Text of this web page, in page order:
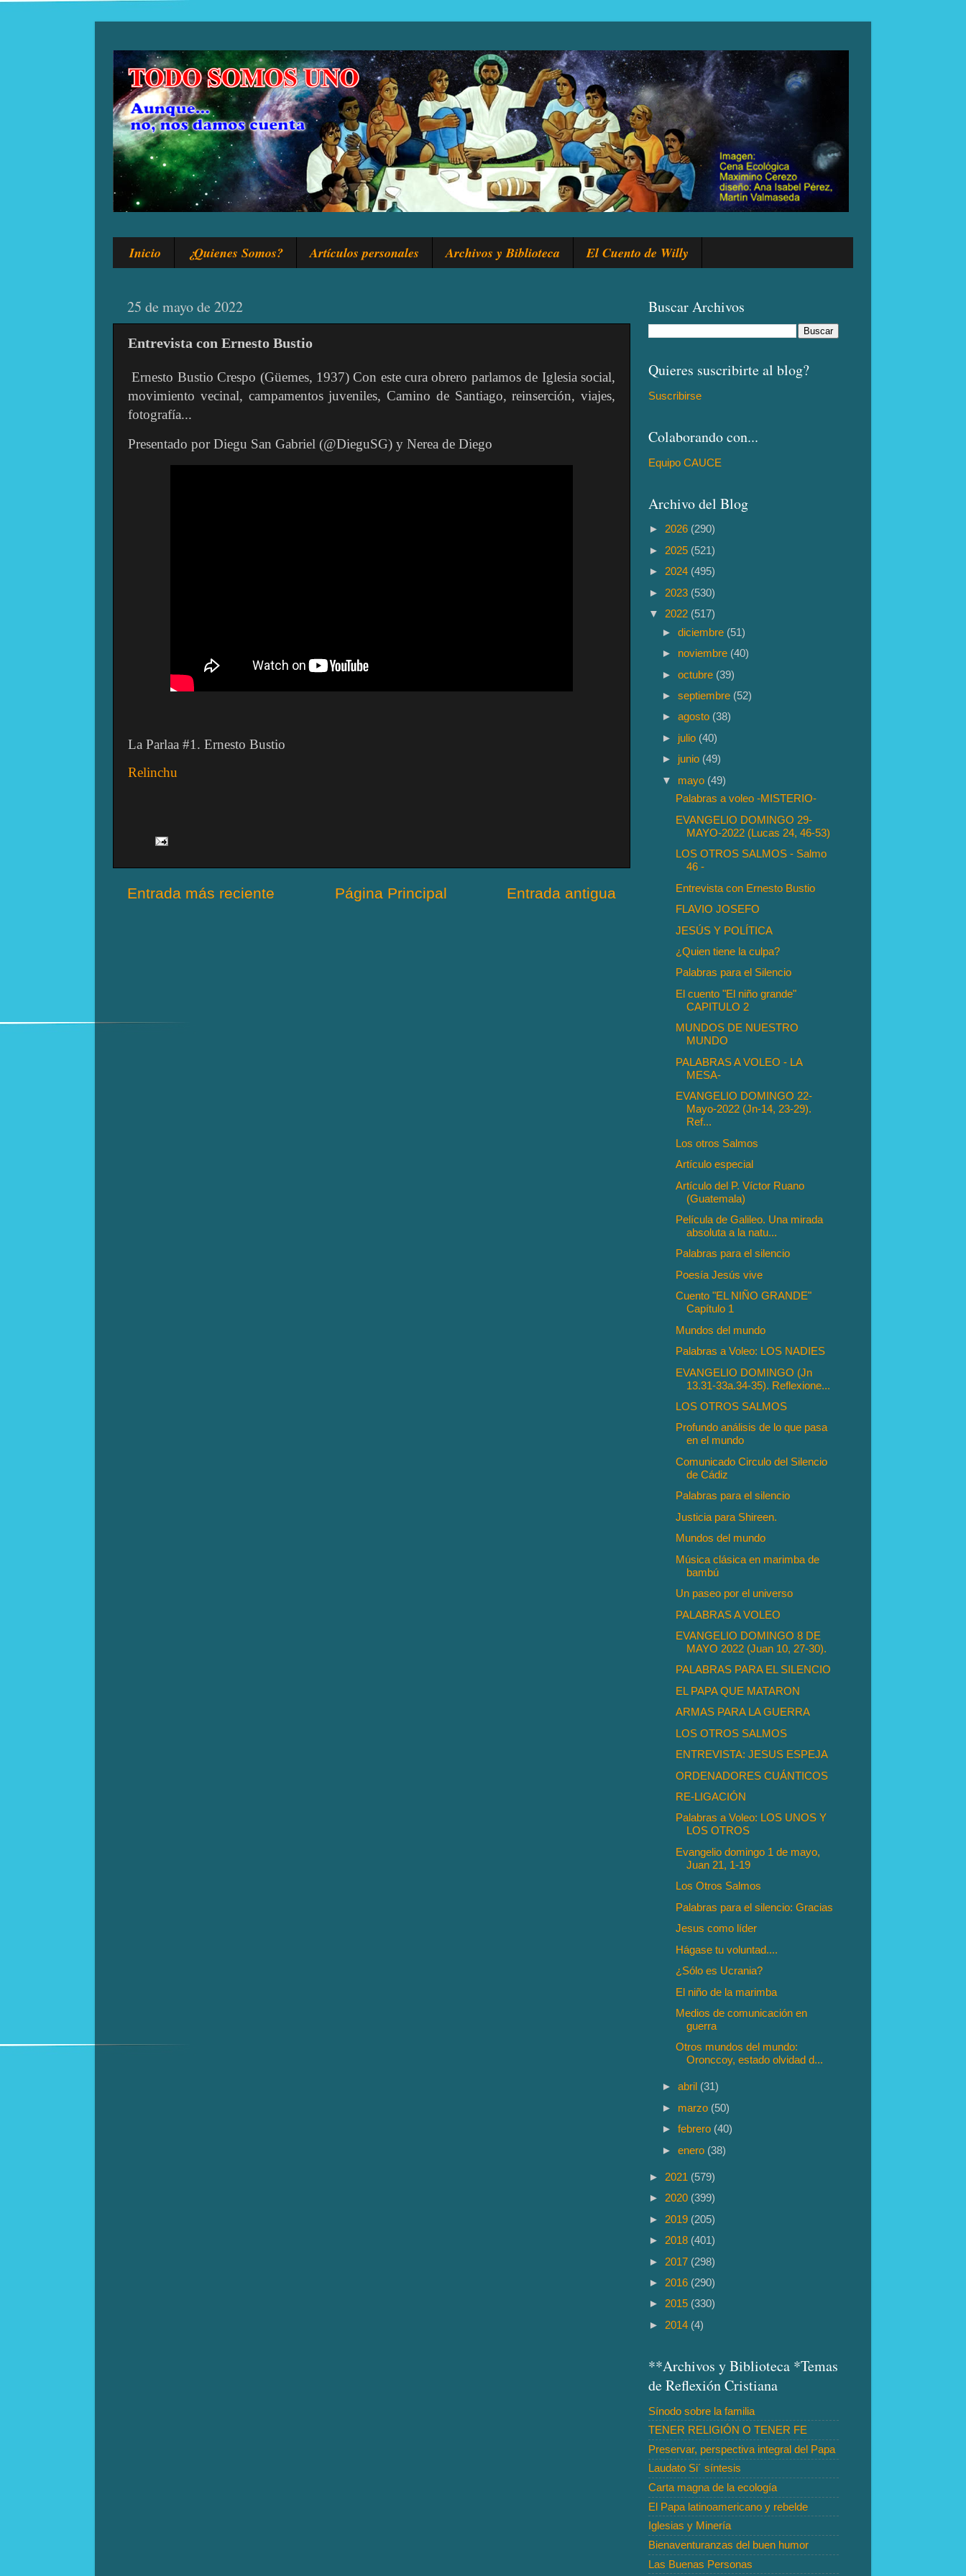
Inicio ¿Quienes Somos? Artículos personales Archivos y Biblioteca El Cuento de Willy
25 de mayo de 2022
Entrevista con Ernesto Bustio
Ernesto Bustio Crespo (Güemes, 1937) Con este cura obrero parlamos de Iglesia social,
movimiento vecinal, campamentos juveniles, Camino de Santiago, reinserción, viajes,
fotografía...
Presentado por Diegu San Gabriel (@DieguSG) y Nerea de Diego
La Parlaa #1. Ernesto Bustio
Relinchu
Entrada más reciente Entrada antigua
Página Principal
Buscar Archivos
Quieres suscribirte al blog?
Suscribirse
Colaborando con...
Equipo CAUCE
Archivo del Blog
► 2026 (290)
► 2025 (521)
► 2024 (495)
► 2023 (530)
▼ 2022 (517)
►diciembre (51)
► noviembre (40)
►octubre (39)
►septiembre (52)
►agosto (38)
► julio (40)
► junio (49)
▼ mayo (49)
Palabras a voleo -MISTERIO-
EVANGELIO DOMINGO 29-
MAYO-2022 (Lucas 24, 46-53)
LOS OTROS SALMOS - Salmo
46 -
Entrevista con Ernesto Bustio
FLAVIO JOSEFO
JESÚS Y POLÍTICA
¿Quien tiene la culpa?
Palabras para el Silencio
El cuento "El niño grande"
CAPITULO 2
MUNDOS DE NUESTRO
MUNDO
PALABRAS A VOLEO - LA
MESA-
EVANGELIO DOMINGO 22-
Mayo-2022 (Jn-14, 23-29).
Ref...
Los otros Salmos
Artículo especial
Artículo del P. Víctor Ruano
(Guatemala)
Película de Galileo. Una mirada
absoluta a la natu...
Palabras para el silencio
Poesía Jesús vive
Cuento "EL NIÑO GRANDE"
Capítulo 1
Mundos del mundo
Palabras a Voleo: LOS NADIES
EVANGELIO DOMINGO (Jn
13.31-33a.34-35). Reflexione...
LOS OTROS SALMOS
Profundo análisis de lo que pasa
en el mundo
Comunicado Circulo del Silencio
de Cádiz
Palabras para el silencio
Justicia para Shireen.
Mundos del mundo
Música clásica en marimba de
bambú
Un paseo por el universo
PALABRAS A VOLEO
EVANGELIO DOMINGO 8 DE
MAYO 2022 (Juan 10, 27-30).
PALABRAS PARA EL SILENCIO
EL PAPA QUE MATARON
ARMAS PARA LA GUERRA
LOS OTROS SALMOS
ENTREVISTA: JESUS ESPEJA
ORDENADORES CUÁNTICOS
RE-LIGACIÓN
Palabras a Voleo: LOS UNOS Y
LOS OTROS
Evangelio domingo 1 de mayo,
Juan 21, 1-19
Los Otros Salmos
Palabras para el silencio: Gracias
Jesus como líder
Hágase tu voluntad....
¿Sólo es Ucrania?
El niño de la marimba
Medios de comunicación en
guerra
Otros mundos del mundo:
Oronccoy, estado olvidad d...
►abril (31)
► marzo (50)
►febrero (40)
►enero (38)
► 2021 (579)
► 2020 (399)
► 2019 (205)
► 2018 (401)
► 2017 (298)
► 2016 (290)
► 2015 (330)
► 2014 (4)
**Archivos y Biblioteca *Temas
de Reflexión Cristiana
Sínodo sobre la familia
TENER RELIGIÓN O TENER FE
Preservar, perspectiva integral del Papa
Laudato Si´ síntesis
Carta magna de la ecología
El Papa latinoamericano y rebelde
Iglesias y Minería
Bienaventuranzas del buen humor
Las Buenas Personas